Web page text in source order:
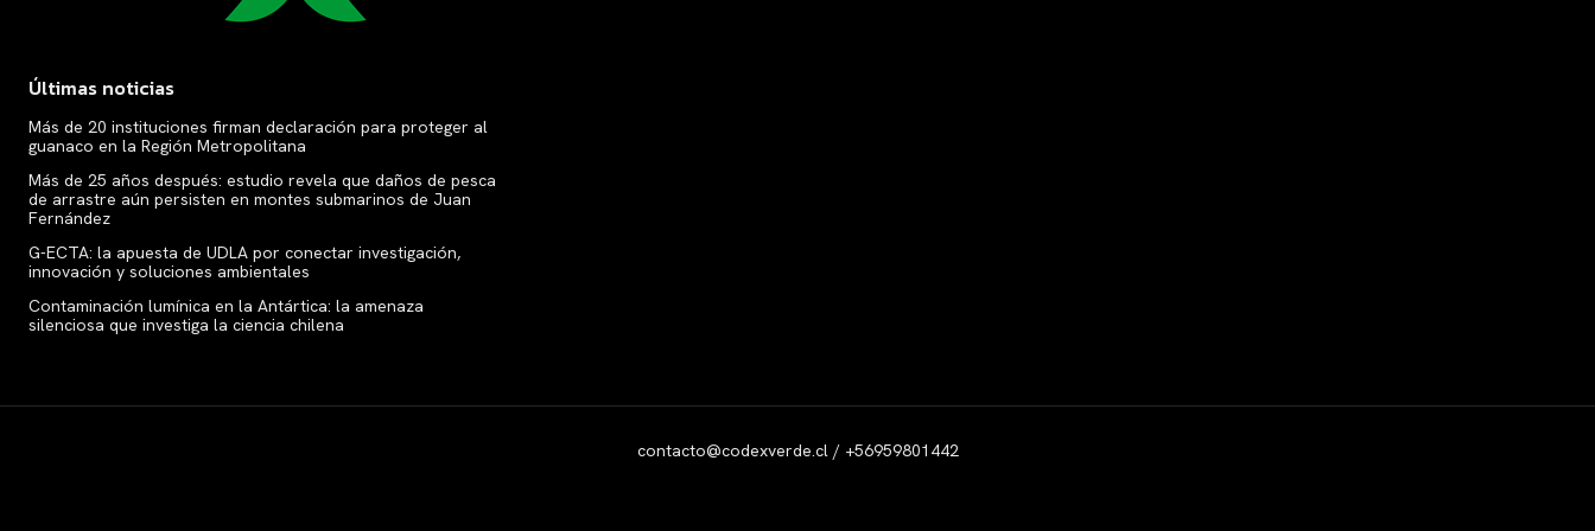
Últimas noticias
Más de 20 instituciones firman declaración para proteger al
guanaco en la Región Metropolitana
Más de 25 años después: estudio revela que daños de pesca
de arrastre aún persisten en montes submarinos de Juan
Fernández
G-ECTA: la apuesta de UDLA por conectar investigación,
innovación y soluciones ambientales
Contaminación lumínica en la Antártica: la amenaza
silenciosa que investiga la ciencia chilena
contacto@codexverde.cl / +56959801442